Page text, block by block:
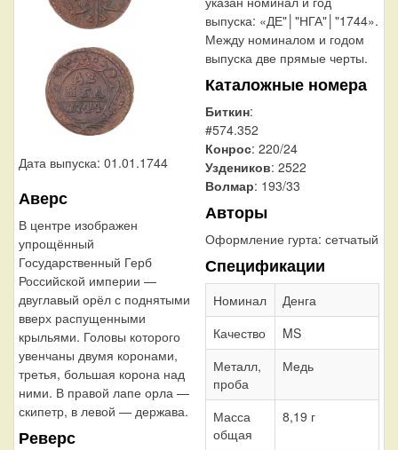
Дата выпуска: 01.01.1744
Аверс
В центре изображен
упрощённый
Государственный Герб
Российской империи —
двуглавый орёл с поднятыми
вверх распущенными
крыльями. Головы которого
увенчаны двумя коронами,
третья, большая корона над
ними. В правой лапе орла —
скипетр, в левой — держава.
Реверс
выпуска: «ДЕ"│"НГА"│"1744».
Между номиналом и годом
выпуска две прямые черты.
Каталожные номера
Биткин:
#574.352
Конрос: 220/24
Уздеников: 2522
Волмар: 193/33
Авторы
Оформление гурта: сетчатый
Спецификации
Номинал
Денга
Качество
MS
Металл,
проба
Медь
Масса
общая
8,19 г